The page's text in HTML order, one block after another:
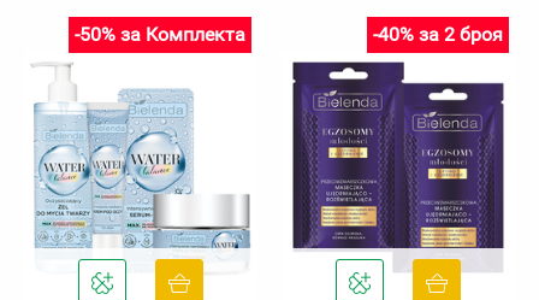
-50% за Комплекта -40% за 2 броя